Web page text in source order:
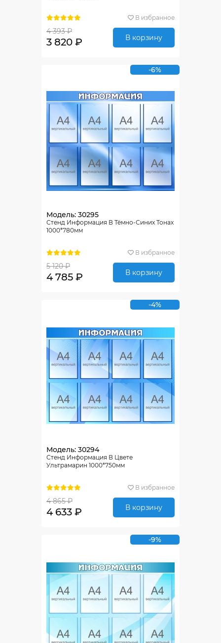
В избранное
4 393 ₽
3 820 ₽ В корзину
-6%
Модель: 30295
Стенд Информация В Тёмно-Синих Тонах
1000*780мм
В избранное
5 120 ₽
4 785 ₽ В корзину
-4%
Модель: 30294
Стенд Информация В Цвете
Ультрамарин 1000*750мм
В избранное
4 865 ₽
4 633 ₽ В корзину
-9%